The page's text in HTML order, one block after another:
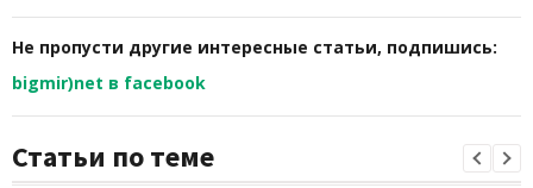
Не пропусти другие интересные статьи, подпишись:
bigmir)net в facebook
Статьи по теме